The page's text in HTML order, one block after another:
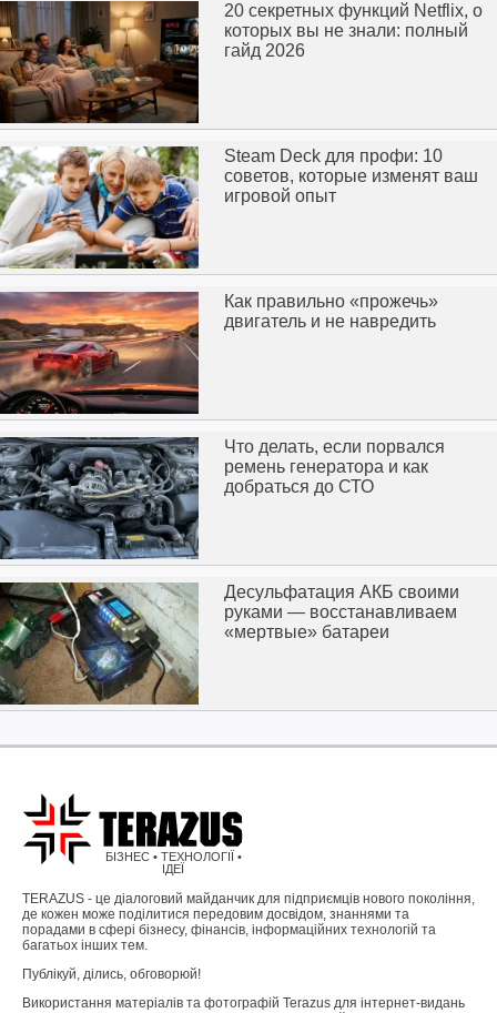
20 секретных функций Netflix, о
которых вы не знали: полный
гайд 2026
Steam Deck для профи: 10
советов, которые изменят ваш
игровой опыт
Как правильно «прожечь»
двигатель и не навредить
Что делать, если порвался
ремень генератора и как
добраться до СТО
Десульфатация АКБ своими
руками — восстанавливаем
«мертвые» батареи
БІЗНЕС • ТЕХНОЛОГІЇ •
ІДЕЇ
TERAZUS - це діалоговий майданчик для підприємців нового покоління,
де кожен може поділитися передовим досвідом, знаннями та
порадами в сфері бізнесу, фінансів, інформаційних технологій та
багатьох інших тем.
Публікуй, ділись, обговорюй!
Використання матеріалів та фотографій Terazus для інтернет-видань